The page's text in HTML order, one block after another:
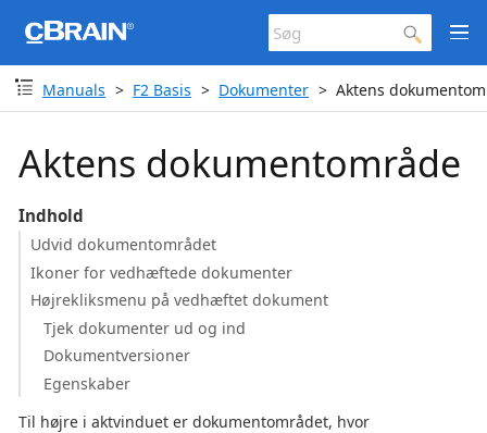
Manuals F2 Basis Dokumenter Aktens
Aktens dokumentområde
Indhold
Udvid dokumentområdet
Ikoner for vedhæftede dokumenter
Højrekliksmenu på vedhæftet dokument
Tjek dokumenter ud og ind
Dokumentversioner
Egenskaber
Til højre i aktvinduet er dokumentområdet, hvor